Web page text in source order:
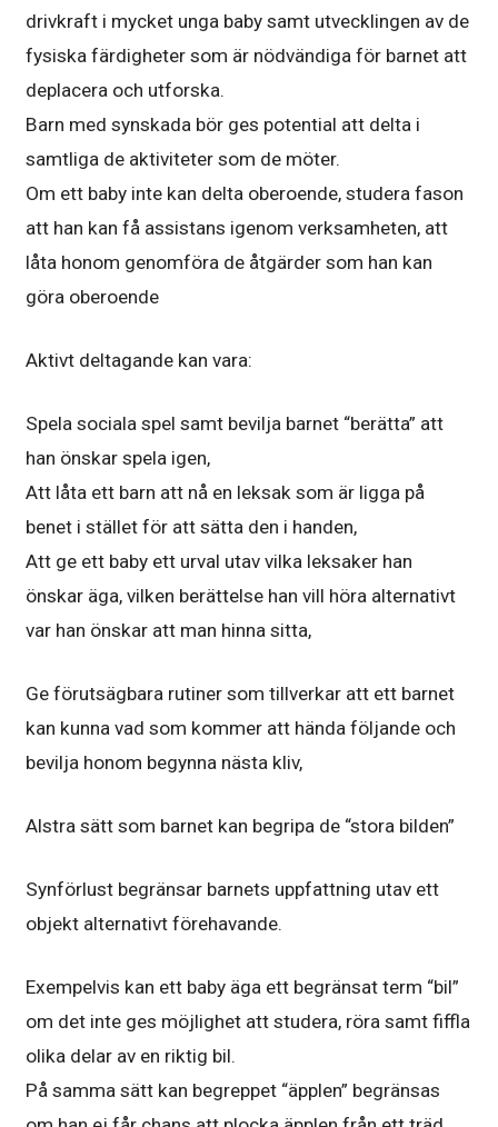
drivkraft i mycket unga baby samt utvecklingen av de
fysiska färdigheter som är nödvändiga för barnet att
deplacera och utforska.
Barn med synskada bör ges potential att delta i
samtliga de aktiviteter som de möter.
Om ett baby inte kan delta oberoende, studera fason
att han kan få assistans igenom verksamheten, att
låta honom genomföra de åtgärder som han kan
göra oberoende
Aktivt deltagande kan vara:
Spela sociala spel samt bevilja barnet “berätta” att
han önskar spela igen,
Att låta ett barn att nå en leksak som är ligga på
benet i stället för att sätta den i handen,
Att ge ett baby ett urval utav vilka leksaker han
önskar äga, vilken berättelse han vill höra alternativt
var han önskar att man hinna sitta,
Ge förutsägbara rutiner som tillverkar att ett barnet
kan kunna vad som kommer att hända följande och
bevilja honom begynna nästa kliv,
Alstra sätt som barnet kan begripa de “stora bilden”
Synförlust begränsar barnets uppfattning utav ett
objekt alternativt förehavande.
Exempelvis kan ett baby äga ett begränsat term “bil”
om det inte ges möjlighet att studera, röra samt fiffla
olika delar av en riktig bil.
På samma sätt kan begreppet “äpplen” begränsas